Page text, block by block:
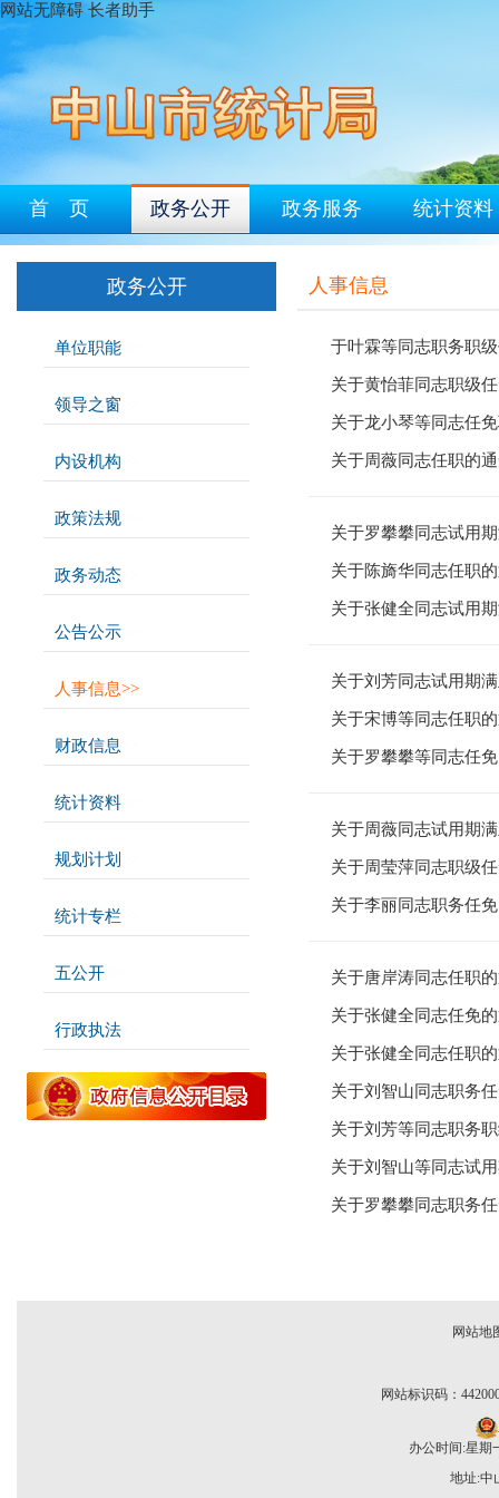
网站无障碍 长者助手
首 页 政务公开 政务服务 统计资料
政务公开
单位职能
领导之窗
内设机构
政策法规
政务动态
公告公示
人事信息>>
财政信息
统计资料
规划计划
统计专栏
五公开
行政执法
人事信息
于叶霖等同志职务职
关于黄怡菲同志职级
关于龙小琴等同志任
关于周薇同志任职的
关于罗攀攀同志试用
关于陈旖华同志任职
关于张健全同志试用
关于刘芳同志试用期
关于宋博等同志任职
关于罗攀攀等同志任
关于周薇同志试用期
关于周莹萍同志职级
关于李丽同志职务任
关于唐岸涛同志任职
关于张健全同志任免
关于张健全同志任职
关于刘智山同志职务
关于刘芳等同志职务
关于刘智山等同志试
关于罗攀攀同志职务
网站地
网站标识码：
办公时间:星期
地址:中